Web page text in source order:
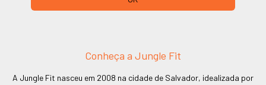
Conheça a Jungle Fit
A Jungle Fit nasceu em 2008 na cidade de Salvador, idealizada por